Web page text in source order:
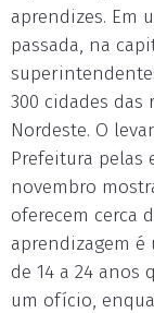
aprendizes. Em
passada, na
300 cidades das
Nordeste. O
Prefeitura pelas
novembro
oferecem cerca
aprendizagem
de 14 a 24 anos
um ofício,